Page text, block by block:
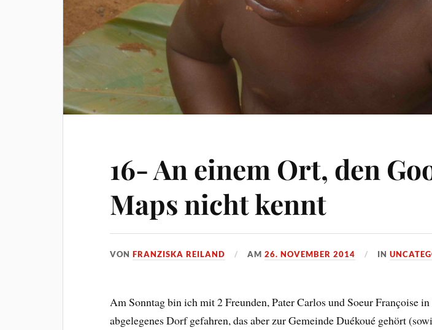
16- An einem Ort, den
Maps nicht kennt
VONFRANZISKA REILAND AM26. NOVEMBER 2014 IN
Am Sonntag bin ich mit 2 Freunden, Pater Carlos und Soeur Françoise in
abgelegenes Dorf gefahren, das aber zur Gemeinde Duékoué gehört